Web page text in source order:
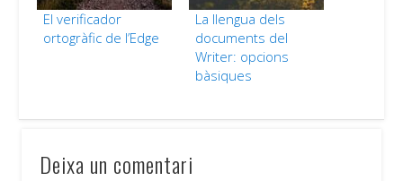
El verificador
ortogràfic de l’Edge
La llengua dels
documents del
Writer: opcions
bàsiques
Deixa un comentari